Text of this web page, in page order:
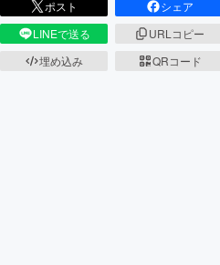
ポスト
シェア
LINEで送る
URLコピー
埋め込み
QRコード